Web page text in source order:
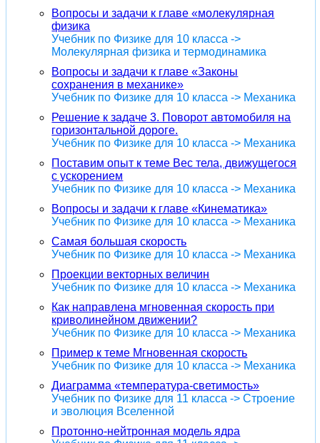
Вопросы и задачи к главе «молекулярная
физика
Учебник по Физике для 10 класса ->
Молекулярная физика и термодинамика
Вопросы и задачи к главе «Законы
сохранения в механике»
Учебник по Физике для 10 класса -> Механика
Решение к задаче 3. Поворот автомобиля на
горизонтальной дороге.
Учебник по Физике для 10 класса -> Механика
Поставим опыт к теме Вес тела, движущегося
с ускорением
Учебник по Физике для 10 класса -> Механика
Вопросы и задачи к главе «Кинематика»
Учебник по Физике для 10 класса -> Механика
Самая большая скорость
Учебник по Физике для 10 класса -> Механика
Проекции векторных величин
Учебник по Физике для 10 класса -> Механика
Как направлена мгновенная скорость при
криволинейном движении?
Учебник по Физике для 10 класса -> Механика
Пример к теме Мгновенная скорость
Учебник по Физике для 10 класса -> Механика
Диаграмма «температура-светимость»
Учебник по Физике для 11 класса -> Строение
и эволюция Вселенной
Протонно-нейтронная модель ядра